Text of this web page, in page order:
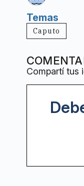
Temas
Caputo
Compartí tus